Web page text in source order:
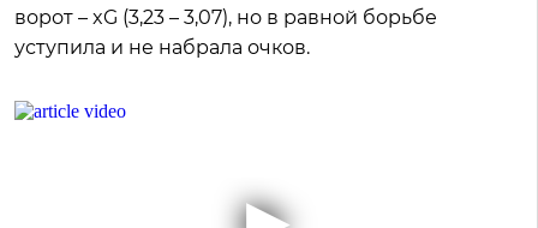
ворот – xG (3,23 – 3,07), но в равной борьбе
уступила и не набрала очков.